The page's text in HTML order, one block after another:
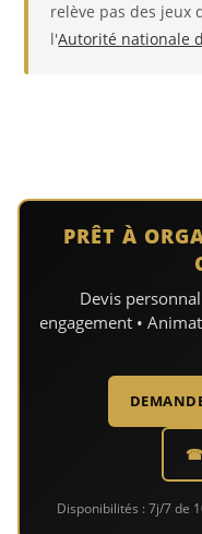
relève pas des jeux
l'Autorité nationale
PRÊT À
Devis
engagement •
☎
Disponibilités : 7j/7 de